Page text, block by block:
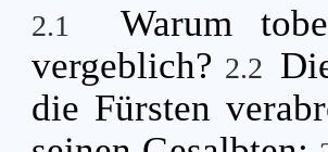
2.1
Warum
vergeblich? 2.2
die Fürsten